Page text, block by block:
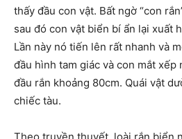
thấy đầu con vật. Bất ngờ “con
sau đó con vật biển bí ẩn lại xuất
Lần này nó tiến lên rất nhanh và
đầu hình tam giác và con mắt
đầu rắn khoảng 80cm. Quái vật
chiếc tàu.